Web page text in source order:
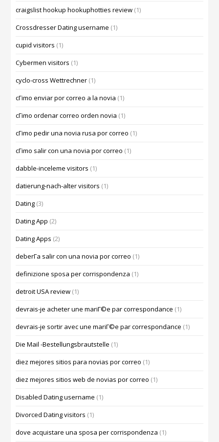
craigslist hookup hookuphotties review (1)
Crossdresser Dating username (1)
cupid visitors (1)
Cybermen visitors (1)
cyclo-cross Wettrechner (1)
cГіmo enviar por correo a la novia (1)
cГіmo ordenar correo orden novia (1)
cГіmo pedir una novia rusa por correo (1)
cГіmo salir con una novia por correo (1)
dabble-inceleme visitors (1)
datierung-nach-alter visitors (1)
Dating (3)
Dating App (2)
Dating Apps (2)
deberГ­a salir con una novia por correo (1)
definizione sposa per corrispondenza (1)
detroit USA review (1)
devrais-je acheter une mariГ©e par correspondance (1)
devrais-je sortir avec une mariГ©e par correspondance (1)
Die Mail -Bestellungsbrautstelle (1)
diez mejores sitios para novias por correo (1)
diez mejores sitios web de novias por correo (1)
Disabled Dating username (1)
Divorced Dating visitors (1)
dove acquistare una sposa per corrispondenza (1)